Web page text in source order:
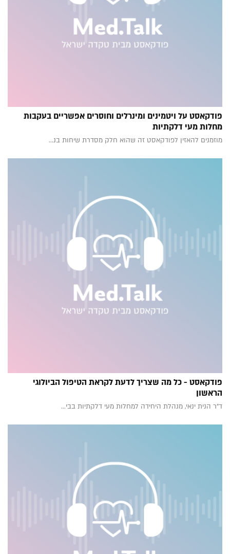
פודקאסט על ויטמינים ומינרלים וחוסרים אפשריים בעקבות
מחלות מעי דלקתיות
מוזמנים להאזין לפודקאסט זה שהוא חלק מסדרת שיחות בנ...
פודקאסט - כל מה שצריך לדעת לקראת הטיפול הביולוגי
הראשון
ד"ר הנית ינאי, מנהלת היחידה למחלות מעי דלקתיות בבי...